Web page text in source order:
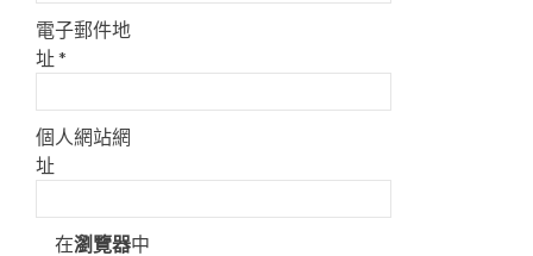
電子郵件地
址*
個人網站網
址
在瀏覽器中